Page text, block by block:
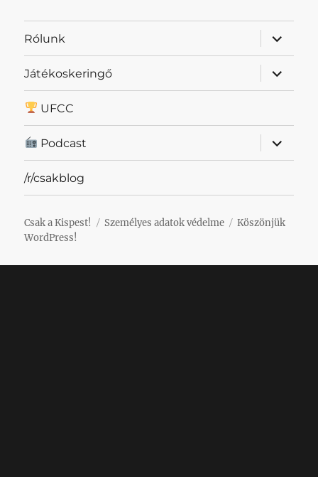
Rólunk
almenü
Játékoskeringő
almenü
UFCC
Podcast
almenü
/r/csakblog
Csak a Kispest! Személyes adatok védelme
Köszönjük
WordPress!